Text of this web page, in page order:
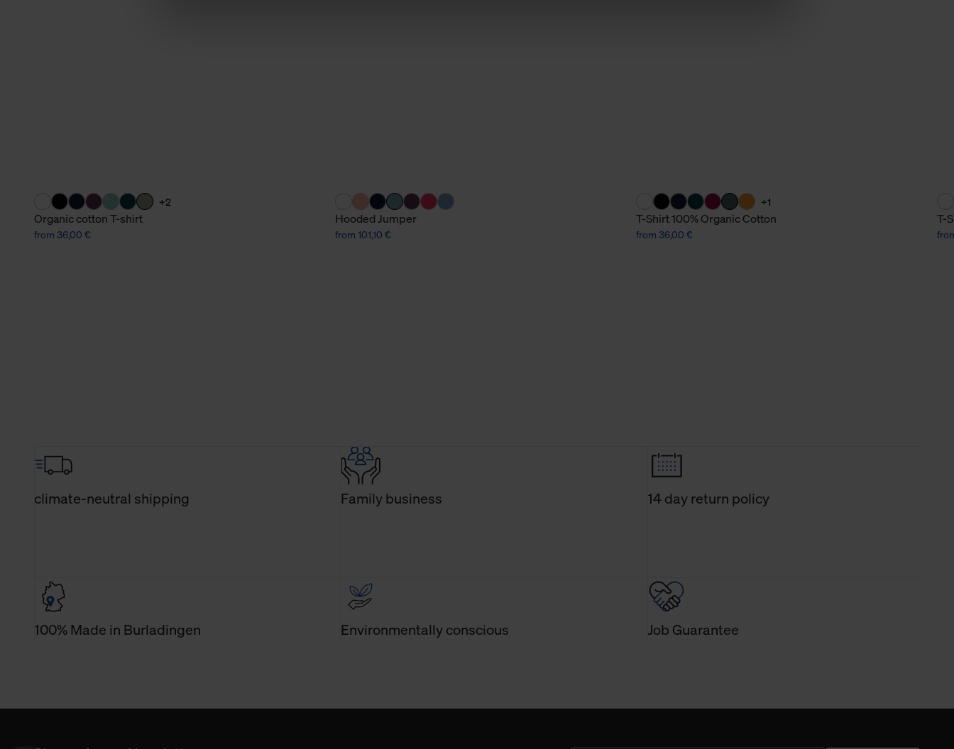
+2
Organic cotton T-shirt
from 36,00 €
Hooded Jumper
from 101,10 €
+1
T-Shirt 100% Organic Cotton
from 36,00 €
T-
climate-neutral shipping Family business 14 day return policy
100% Made in Burladingen Environmentally conscious Job Guarantee